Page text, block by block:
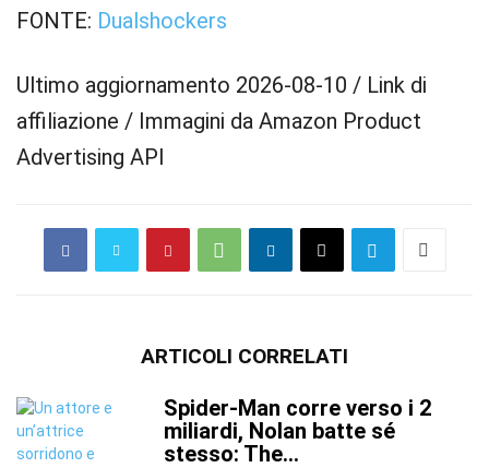
FONTE: Dualshockers
Ultimo aggiornamento 2026-08-10 / Link di
affiliazione / Immagini da Amazon Product
Advertising API
ARTICOLI CORRELATI
Spider-Man corre verso i 2
miliardi, Nolan batte sé
stesso: The...